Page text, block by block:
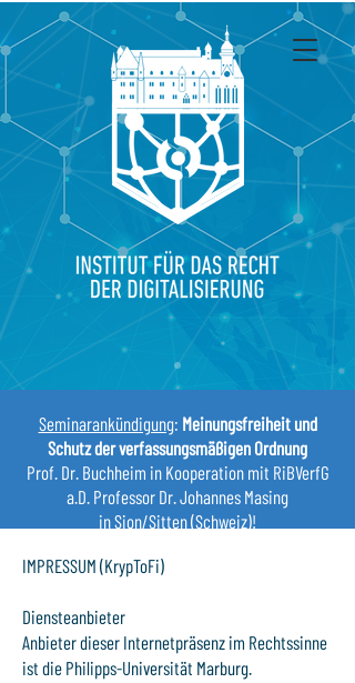
Seminarankündigung: Meinungsfreiheit und
Schutz der verfassungsmäßigen Ordnung
Prof. Dr. Buchheim in Kooperation mit RiBVerfG
a.D. Professor Dr. Johannes Masing
in Sion/Sitten (Schweiz)!
IMPRESSUM (KrypToFi)
Diensteanbieter
Anbieter dieser Internetpräsenz im Rechtssinne
ist die Philipps-Universität Marburg.